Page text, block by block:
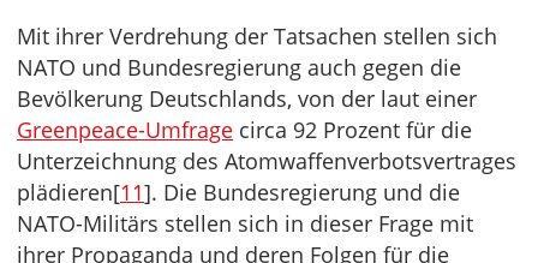
Mit ihrer Verdrehung der Tatsachen stellen sich
NATO und Bundesregierung auch gegen die
Bevölkerung Deutschlands, von der laut einer
Greenpeace-Umfrage circa 92 Prozent für die
Unterzeichnung des Atomwaffenverbotsvertrages
plädieren[11]. Die Bundesregierung und die
NATO-Militärs stellen sich in dieser Frage mit
ihrer Propaganda und deren Folgen für die